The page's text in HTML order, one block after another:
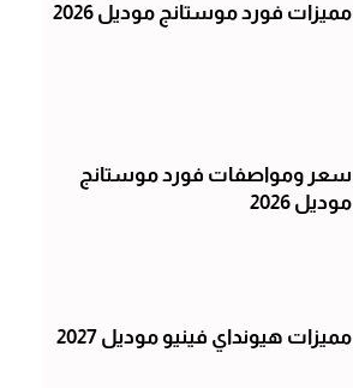
مميزات فورد موستانج موديل 2026
سعر ومواصفات فورد موستانج
موديل 2026
مميزات هيونداي فينيو موديل 2027